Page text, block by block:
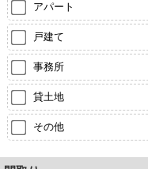
アパート
戸建て
事務所
貸土地
その他